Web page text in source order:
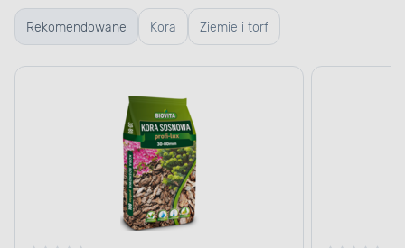
Rekomendowane Kora Ziemie i torf